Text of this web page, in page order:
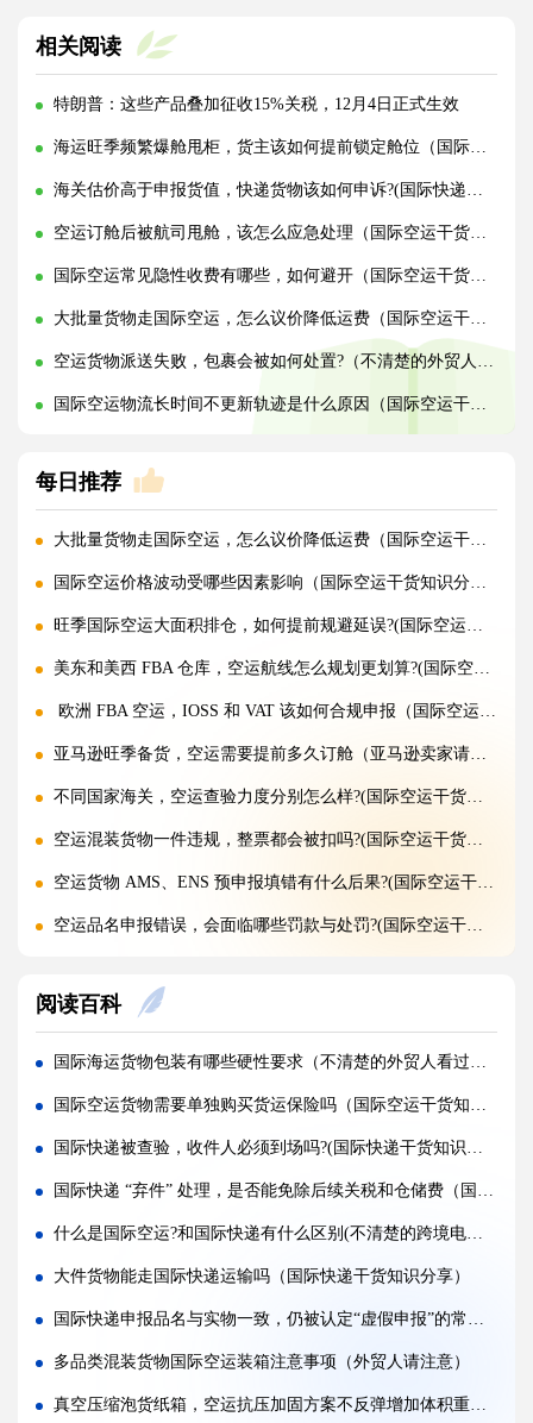
相关阅读
特朗普：这些产品叠加征收15%关税，12月4日正式生效
海运旺季频繁爆舱甩柜，货主该如何提前锁定舱位（国际海运干货知识分享）
海关估价高于申报货值，快递货物该如何申诉?(国际快递干货知识分享)
空运订舱后被航司甩舱，该怎么应急处理（国际空运干货知识分享）
国际空运常见隐性收费有哪些，如何避开（国际空运干货知识分享）
大批量货物走国际空运，怎么议价降低运费（国际空运干货知识分享）
空运货物派送失败，包裹会被如何处置?（不清楚的外贸人看过来）
国际空运物流长时间不更新轨迹是什么原因（国际空运干货知识分享）
每日推荐
大批量货物走国际空运，怎么议价降低运费（国际空运干货知识分享）
国际空运价格波动受哪些因素影响（国际空运干货知识分享）
旺季国际空运大面积排仓，如何提前规避延误?(国际空运干货知识分享)
美东和美西 FBA 仓库，空运航线怎么规划更划算?(国际空运干货知识分享)
欧洲 FBA 空运，IOSS 和 VAT 该如何合规申报（国际空运干货知识分享）
亚马逊旺季备货，空运需要提前多久订舱（亚马逊卖家请注意）
不同国家海关，空运查验力度分别怎么样?(国际空运干货知识分享)
空运混装货物一件违规，整票都会被扣吗?(国际空运干货知识分享)
空运货物 AMS、ENS 预申报填错有什么后果?(国际空运干货知识分享)
空运品名申报错误，会面临哪些罚款与处罚?(国际空运干货知识分享)
国际空运计费重与实际重、体积重怎么换算（国际空运干货知识分享）
普通货物走国际空运最低多少公斤起运（不清楚的外贸人看过来）
国际空运和国际快递到底有哪些核心区别（国际物流干货知识分享）
国际空运计费重与实际重、体积重怎么换算（国际空运干货知识分享）
国际空运客机和全货机分别适合运什么货物（国际空运干货知识分享）
如何查询国际快递实时物流轨迹?(国际快递干货知识分享)
国际快递关税收取标准是什么，多少金额免税?(国际快递干货知识分享)
国际快递为什么越重单价越便宜?(国际空运干货知识分享)
第一次寄国际快递，详细流程步骤是什么（国际快递干货知识分享）
阅读百科
国际海运货物包装有哪些硬性要求（不清楚的外贸人看过来）
国际空运货物需要单独购买货运保险吗（国际空运干货知识分享）
国际快递被查验，收件人必须到场吗?(国际快递干货知识分享)
国际快递 “弃件” 处理，是否能免除后续关税和仓储费（国际快递干货知识分享）
什么是国际空运?和国际快递有什么区别(不清楚的跨境电商卖家看过来)
大件货物能走国际快递运输吗（国际快递干货知识分享）
国际快递申报品名与实物一致，仍被认定“虚假申报”的常见原因是什么（跨境电商卖家请注意）
多品类混装货物国际空运装箱注意事项（外贸人请注意）
真空压缩泡货纸箱，空运抗压加固方案不反弹增加体积重（国际空运干货知识分享）